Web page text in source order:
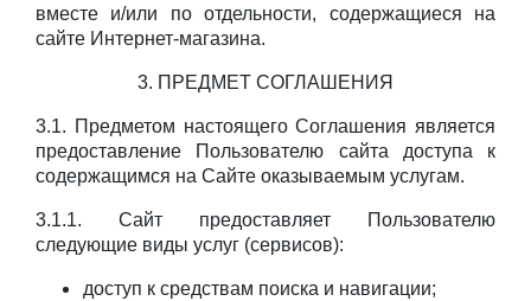
вместе и/или по отдельности, содержащиеся на
сайте Интернет-магазина.
3. ПРЕДМЕТ СОГЛАШЕНИЯ
3.1. Предметом настоящего Соглашения является
предоставление Пользователю сайта доступа к
содержащимся на Сайте оказываемым услугам.
3.1.1. Сайт предоставляет Пользователю
следующие виды услуг (сервисов):
доступ к средствам поиска и навигации;